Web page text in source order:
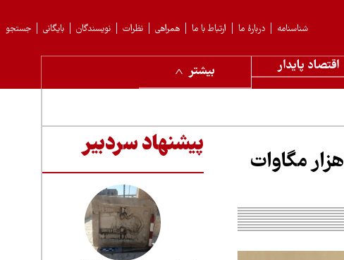
جستجو بایگانی نویسندگان نظرات همراهی ارتباط با ما دربارهٔ ما شناسنامه
اقتصاد پایدار
بیشتر
ظرفیت برق تجدیدپذیر ایران؛ مسیر رسیدن به ۷ هزار مگاوات
پیشنهاد سردبیر